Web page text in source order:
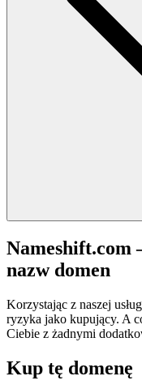
Nameshift.com
nazw domen
Korzystając z naszej
ryzyka jako kupujący. A
Ciebie z żadnymi
Kup tę domenę